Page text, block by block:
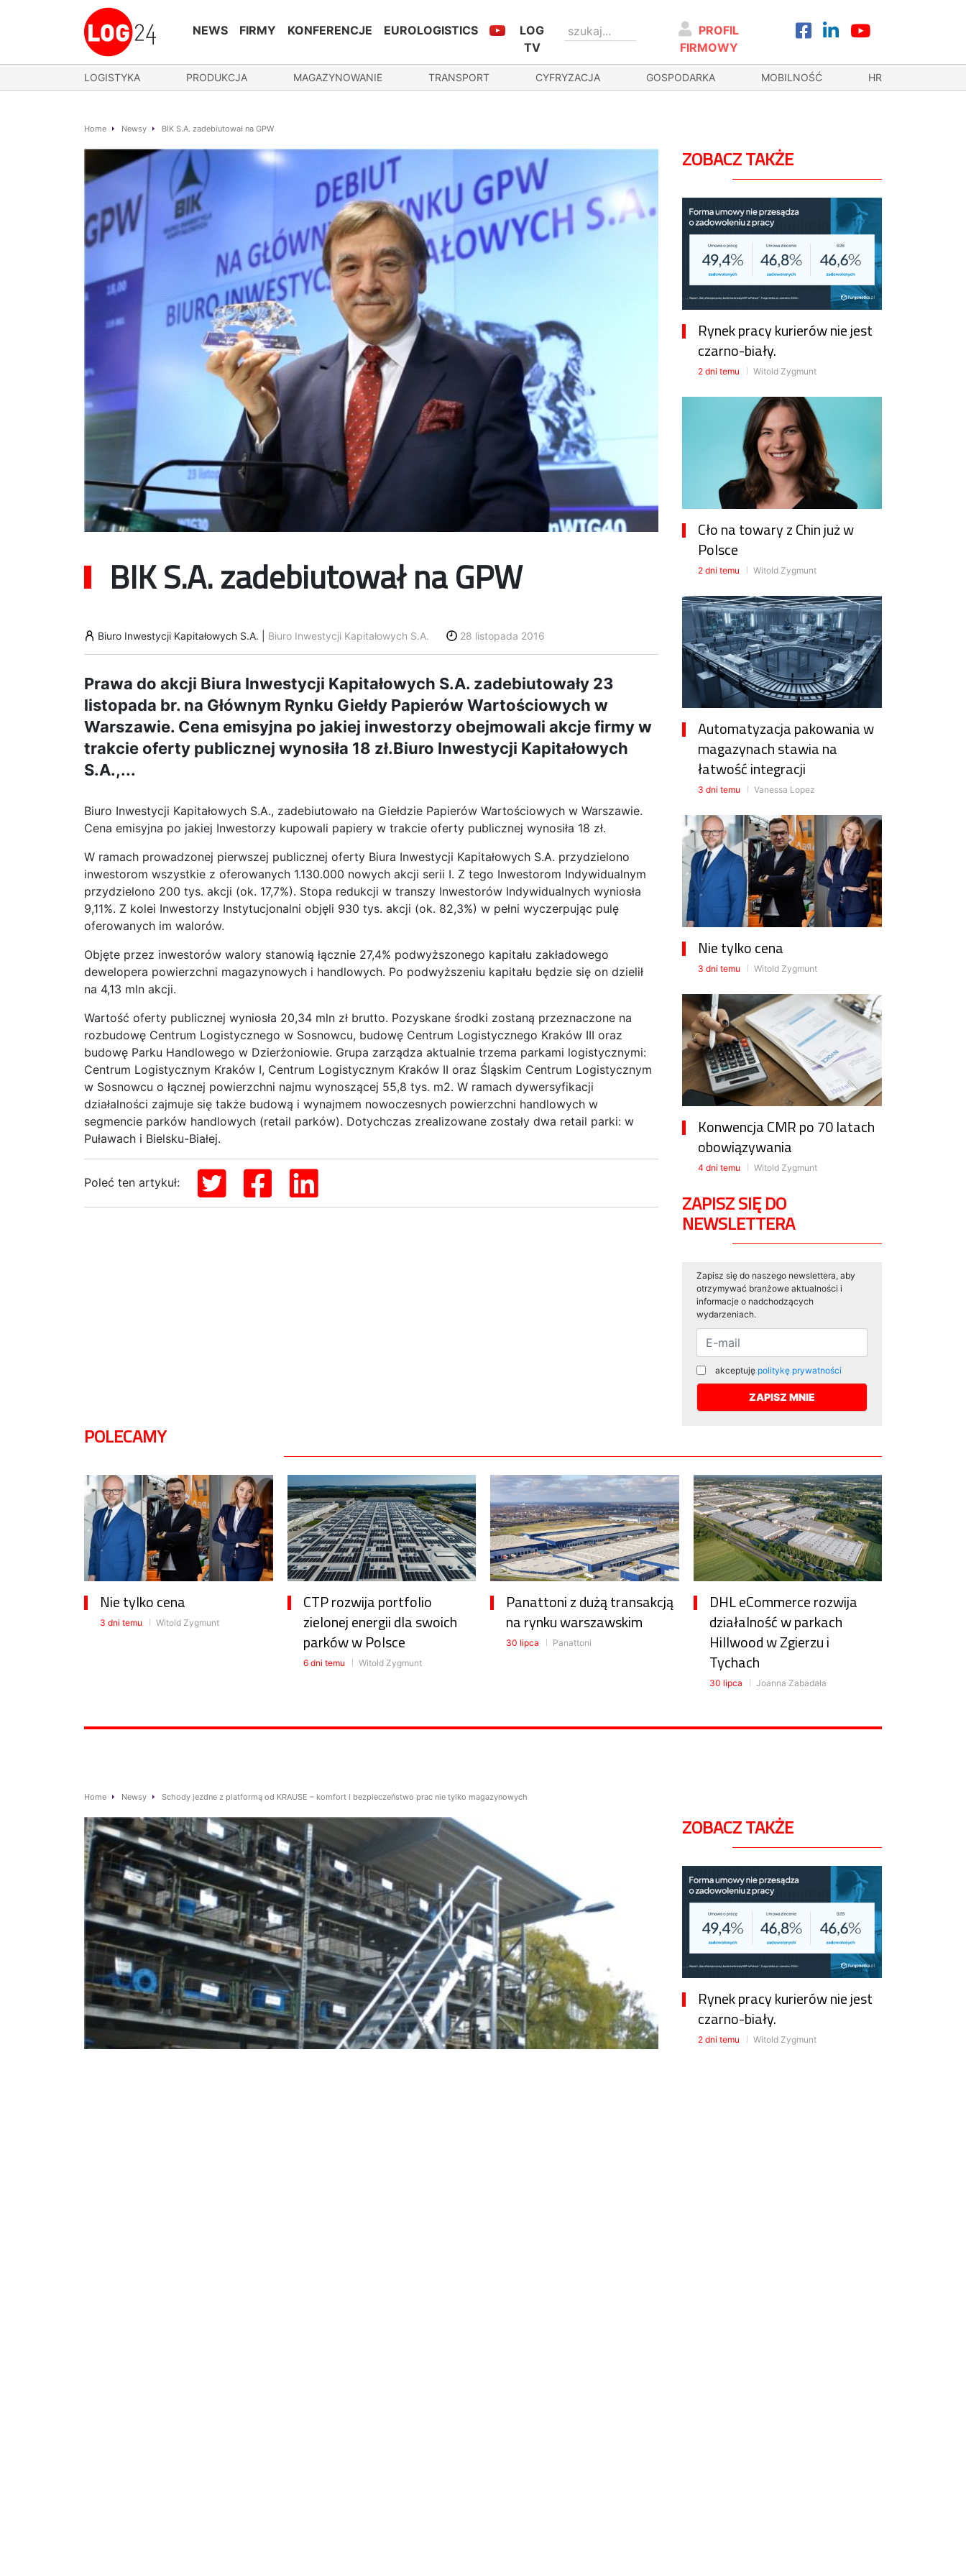
NEWS FIRMY KONFERENCJE EUROLOGISTICS
LOG
TV
PROFIL
FIRMOWY
LOGISTYKA PRODUKCJA MAGAZYNOWANIE TRANSPORT CYFRYZACJA GOSPODARKA MOBILNOŚĆ HR
Home Newsy BIK S.A. zadebiutował na GPW
BIK S.A. zadebiutował na GPW
Biuro Inwestycji Kapitałowych S.A. Biuro Inwestycji Kapitałowych S.A. 28 listopada 2016
Prawa do akcji Biura Inwestycji Kapitałowych S.A. zadebiutowały 23
listopada br. na Głównym Rynku Giełdy Papierów Wartościowych w
Warszawie. Cena emisyjna po jakiej inwestorzy obejmowali akcje firmy w
trakcie oferty publicznej wynosiła 18 zł.Biuro Inwestycji Kapitałowych
S.A.,...
Biuro Inwestycji Kapitałowych S.A., zadebiutowało na Giełdzie Papierów Wartościowych w Warszawie.
Cena emisyjna po jakiej Inwestorzy kupowali papiery w trakcie oferty publicznej wynosiła 18 zł.
W ramach prowadzonej pierwszej publicznej oferty Biura Inwestycji Kapitałowych S.A. przydzielono
inwestorom wszystkie z oferowanych 1.130.000 nowych akcji serii I. Z tego Inwestorom Indywidualnym
przydzielono 200 tys. akcji (ok. 17,7%). Stopa redukcji w transzy Inwestorów Indywidualnych wyniosła
9,11%. Z kolei Inwestorzy Instytucjonalni objęli 930 tys. akcji (ok. 82,3%) w pełni wyczerpując pulę
oferowanych im walorów.
Objęte przez inwestorów walory stanowią łącznie 27,4% podwyższonego kapitału zakładowego
dewelopera powierzchni magazynowych i handlowych. Po podwyższeniu kapitału będzie się on dzielił
na 4,13 mln akcji.
Wartość oferty publicznej wyniosła 20,34 mln zł brutto. Pozyskane środki zostaną przeznaczone na
rozbudowę Centrum Logistycznego w Sosnowcu, budowę Centrum Logistycznego Kraków III oraz
budowę Parku Handlowego w Dzierżoniowie. Grupa zarządza aktualnie trzema parkami logistycznymi:
Centrum Logistycznym Kraków I, Centrum Logistycznym Kraków II oraz Śląskim Centrum Logistycznym
w Sosnowcu o łącznej powierzchni najmu wynoszącej 55,8 tys. m2. W ramach dywersyfikacji
działalności zajmuje się także budową i wynajmem nowoczesnych powierzchni handlowych w
segmencie parków handlowych (retail parków). Dotychczas zrealizowane zostały dwa retail parki: w
Puławach i Bielsku-Białej.
Poleć ten artykuł:
ZOBACZ TAKŻE
Rynek pracy kurierów nie jest
czarno-biały.
2 dni temu Witold Zygmunt
Cło na towary z Chin już w
Polsce
2 dni temu Witold Zygmunt
Automatyzacja pakowania w
magazynach stawia na
łatwość integracji
3 dni temu Vanessa Lopez
Nie tylko cena
3 dni temu Witold Zygmunt
Konwencja CMR po 70 latach
obowiązywania
4 dni temu Witold Zygmunt
ZAPISZ SIĘ DO
NEWSLETTERA
Zapisz się do naszego newslettera, aby
otrzymywać branżowe aktualności i
informacje o nadchodzących
wydarzeniach.
akceptuję politykę prywatności
POLECAMY
Nie tylko cena
3 dni temu Witold Zygmunt
CTP rozwija portfolio
zielonej energii dla swoich
parków w Polsce
6 dni temu Witold Zygmunt
Panattoni z dużą transakcją
na rynku warszawskim
30 lipca Panattoni
DHL eCommerce rozwija
działalność w parkach
Hillwood w Zgierzu i
Tychach
30 lipca Joanna Zabadała
Home Newsy Schody jezdne z platformą od KRAUSE – komfort i bezpieczeństwo prac nie tylko magazynowych
ZOBACZ TAKŻE
Rynek pracy kurierów nie jest
czarno-biały.
2 dni temu Witold Zygmunt